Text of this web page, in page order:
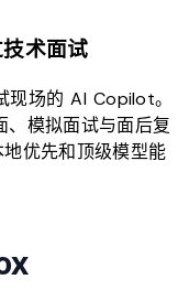
术面试
现场的 AI Copilot。
模拟面试与面后复
优先和顶级模型能